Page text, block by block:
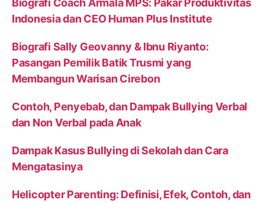
Indonesia dan CEO Human Plus Institute
Biografi Sally Geovanny & Ibnu Riyanto:
Pasangan Pemilik Batik Trusmi yang
Membangun Warisan Cirebon
Contoh, Penyebab, dan Dampak Bullying Verbal
dan Non Verbal pada Anak
Dampak Kasus Bullying di Sekolah dan Cara
Mengatasinya
Helicopter Parenting: Definisi, Efek, Contoh, dan